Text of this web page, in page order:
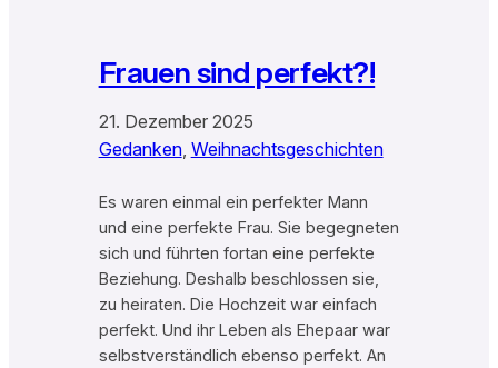
Frauen sind perfekt?!
21. Dezember 2025
Gedanken, Weihnachtsgeschichten
Es waren einmal ein perfekter Mann
und eine perfekte Frau. Sie begegneten
sich und führten fortan eine perfekte
Beziehung. Deshalb beschlossen sie,
zu heiraten. Die Hochzeit war einfach
perfekt. Und ihr Leben als Ehepaar war
selbstverständlich ebenso perfekt. An